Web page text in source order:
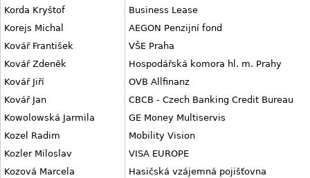
Korda Kryštof
Business Lease
Korejs Michal
AEGON Penzijní fond
Kovář František
VŠE Praha
Kovář Zdeněk
Hospodářská komora hl. m. Prahy
Kovář Jiří
OVB Allfinanz
Kovář Jan
CBCB - Czech Banking Credit Bureau
Kowolowská Jarmila
GE Money Multiservis
Kozel Radim
Mobility Vision
Kozler Miloslav
VISA EUROPE
Kozová Marcela
Hasičská vzájemná pojišťovna